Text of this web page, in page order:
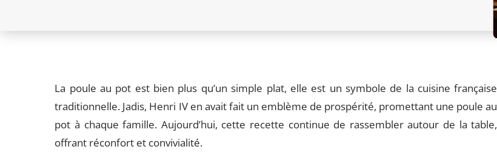
La poule au pot est bien plus qu’un simple plat, elle est un symbole de la cuisine française
traditionnelle. Jadis, Henri IV en avait fait un emblème de prospérité, promettant une poule au
pot à chaque famille. Aujourd’hui, cette recette continue de rassembler autour de la table,
offrant réconfort et convivialité.